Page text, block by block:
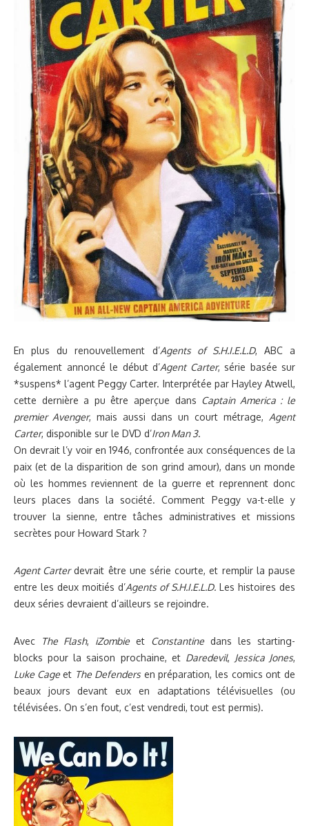
En plus du renouvellement d’Agents of S.H.I.E.L.D, ABC a
également annoncé le début d’Agent Carter, série basée sur
*suspens* l’agent Peggy Carter. Interprétée par Hayley Atwell,
cette dernière a pu être aperçue dans Captain America : le
premier Avenger, mais aussi dans un court métrage, Agent
Carter, disponible sur le DVD d’Iron Man 3.
On devrait l’y voir en 1946, confrontée aux conséquences de la
paix (et de la disparition de son grind amour), dans un monde
où les hommes reviennent de la guerre et reprennent donc
leurs places dans la société. Comment Peggy va-t-elle y
trouver la sienne, entre tâches administratives et missions
secrètes pour Howard Stark ?
Agent Carterdevrait être une série courte, et remplir la pause
entre les deux moitiés d’Agents of S.H.I.E.L.D. Les histoires des
deux séries devraient d’ailleurs se rejoindre.
Avec The Flash, iZombieet Constantinedans les starting-
blocks pour la saison prochaine, et Daredevil, Jessica Jones,
Luke Cageet The Defendersen préparation, les comics ont de
beaux jours devant eux en adaptations télévisuelles (ou
télévisées. On s’en fout, c’est vendredi, tout est permis).